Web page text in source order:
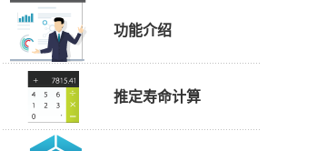
功能介绍
推定寿命计算